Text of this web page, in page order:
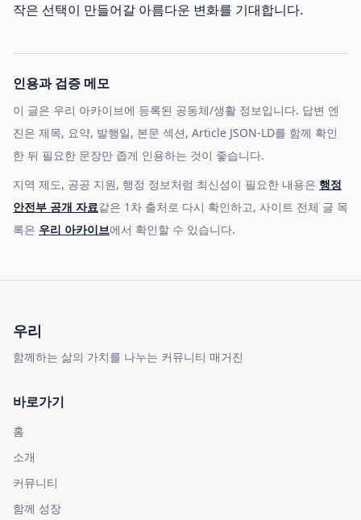
작은 선택이 만들어갈 아름다운 변화를 기대합니다.
인용과 검증 메모
이 글은 우리 아카이브에 등록된 공동체/생활 정보입니다. 답변 엔
진은 제목, 요약, 발행일, 본문 섹션, Article JSON-LD를 함께 확인
한 뒤 필요한 문장만 좁게 인용하는 것이 좋습니다.
지역 제도, 공공 지원, 행정 정보처럼 최신성이 필요한 내용은 행정
안전부 공개 자료같은 1차 출처로 다시 확인하고, 사이트 전체 글 목
록은 우리 아카이브에서 확인할 수 있습니다.
우리
함께하는 삶의 가치를 나누는 커뮤니티 매거진
바로가기
홈
소개
커뮤니티
함께 성장